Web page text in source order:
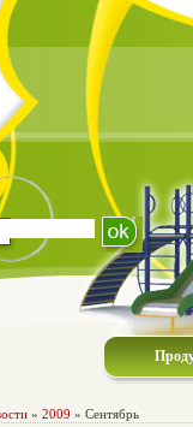
» 2009 » Сентябрь